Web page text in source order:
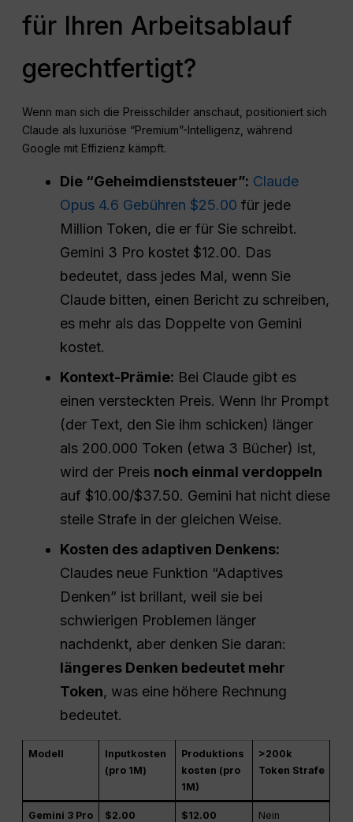
für Ihren Arbeitsablauf
gerechtfertigt?
Wenn man sich die Preisschilder anschaut, positioniert sich
Claude als luxuriöse “Premium”-Intelligenz, während
Google mit Effizienz kämpft.
Die “Geheimdienststeuer”: Claude
Opus 4.6 Gebühren $25.00 für jede
Million Token, die er für Sie schreibt.
Gemini 3 Pro kostet $12.00. Das
bedeutet, dass jedes Mal, wenn Sie
Claude bitten, einen Bericht zu schreiben,
es mehr als das Doppelte von Gemini
kostet.
Kontext-Prämie: Bei Claude gibt es
einen versteckten Preis. Wenn Ihr Prompt
(der Text, den Sie ihm schicken) länger
als 200.000 Token (etwa 3 Bücher) ist,
wird der Preis noch einmal verdoppeln
auf $10.00/$37.50. Gemini hat nicht diese
steile Strafe in der gleichen Weise.
Kosten des adaptiven Denkens:
Claudes neue Funktion “Adaptives
Denken” ist brillant, weil sie bei
schwierigen Problemen länger
nachdenkt, aber denken Sie daran:
längeres Denken bedeutet mehr
Token, was eine höhere Rechnung
bedeutet.
Modell
Inputkosten
(pro 1M)
Produktions
kosten (pro
1M)
>200k
Token Strafe
Gemini 3 Pro $2.00 $12.00 Nein